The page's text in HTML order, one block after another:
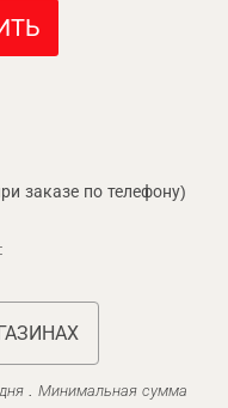
заказе по телефону)
. Минимальная сумма